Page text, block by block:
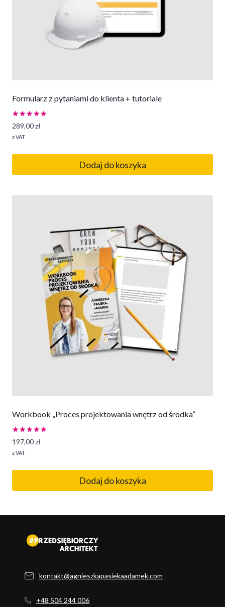
Formularz z pytaniami do klienta + tutoriale
Oceniono
5.00
na 5
289,00zł
z VAT
Dodaj do koszyka
Workbook „Proces projektowania wnętrz od środka”
Oceniono
5.00
na 5
197,00zł
z VAT
Dodaj do koszyka
kontakt@agnieszkapasiekaadamek.com
+48 504 244 006